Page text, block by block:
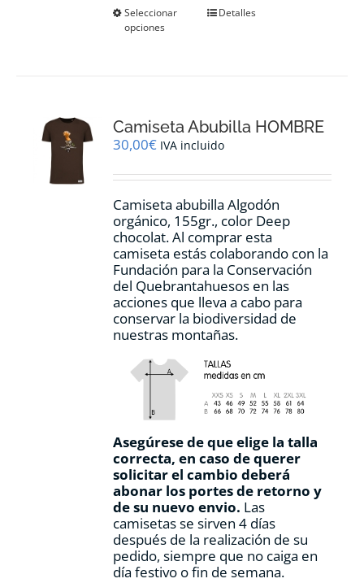
Seleccionar
opciones
Este
se
pueden
en
página
de
producto
Detalles
Camiseta Abubilla HOMBRE
30,00€ IVA incluido
Camiseta abubilla Algodón
orgánico, 155gr., color Deep
chocolat. Al comprar esta
camiseta estás colaborando con la
Fundación para la Conservación
del Quebrantahuesos en las
acciones que lleva a cabo para
conservar la biodiversidad de
nuestras montañas.
Asegúrese de que elige la talla
correcta, en caso de querer
solicitar el cambio deberá
abonar los portes de retorno y
de su nuevo envio. Las
camisetas se sirven 4 días
después de la realización de su
pedido, siempre que no caiga en
día festivo o fin de semana.